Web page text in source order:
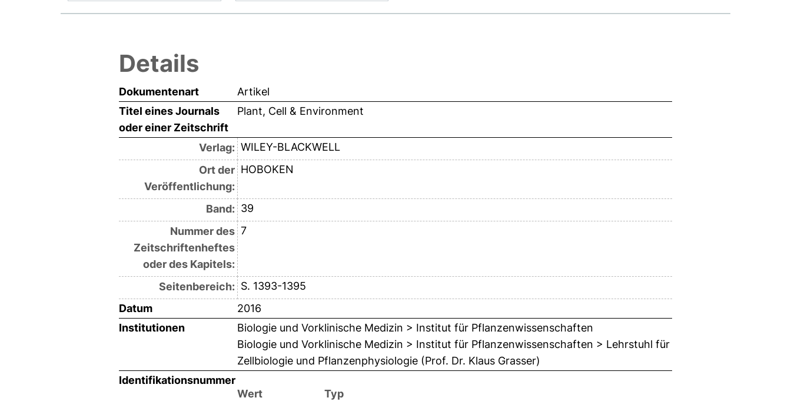
Details
Dokumentenart
Artikel
Titel eines Journals
oder einer Zeitschrift
Plant, Cell & Environment
Verlag: WILEY-BLACKWELL
Ort der
Veröffentlichung:
HOBOKEN
Band: 39
Nummer des
Zeitschriftenheftes
oder des Kapitels:
7
Seitenbereich: S. 1393-1395
Datum
2016
Institutionen
Biologie und Vorklinische Medizin > Institut für Pflanzenwissenschaften
Biologie und Vorklinische Medizin > Institut für Pflanzenwissenschaften > Lehrstuhl für
Zellbiologie und Pflanzenphysiologie (Prof. Dr. Klaus Grasser)
Identifikationsnummer
Wert
Typ